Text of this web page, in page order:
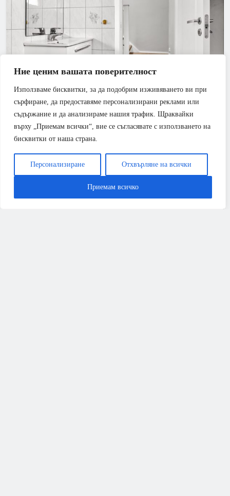
Ние ценим вашата поверителност
Използваме бисквитки, за да подобрим изживяването ви при
сърфиране, да предоставяме персонализирани реклами или
съдържание и да анализираме нашия трафик. Щраквайки
върху „Приемам всички“, вие се съгласявате с използването на
бисквитки от наша страна.
Персонализиране Отхвърляне на всички
Приемам всичко
Всичко, което трябва да знаете за ремонта през
2026 година